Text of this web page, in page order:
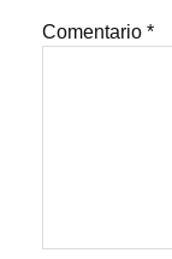
Comentario*